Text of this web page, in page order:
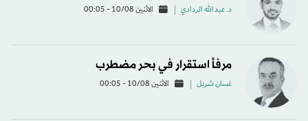
د. عبد الله الردادي الاثنين 10/08 - 00:05
مرفأ استقرار في بحر مضطرب
غسان شربل الاثنين 10/08 - 00:05